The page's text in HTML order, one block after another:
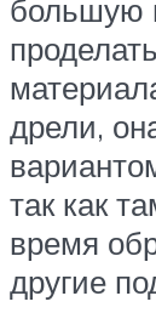
большую
дрели,
так как
время
другие